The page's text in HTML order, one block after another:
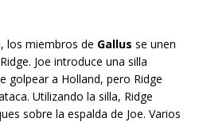
los miembros de Gallus se unen
Joe introduce una silla
golpear a Holland, pero Ridge
Utilizando la silla, Ridge
sobre la espalda de Joe. Varios